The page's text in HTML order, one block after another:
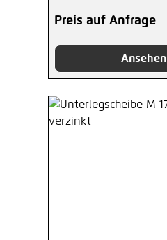
Preis auf Anfrage
Ansehen